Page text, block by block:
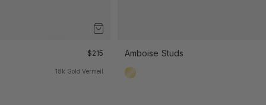
Angebot
$215
18k Gold Vermeil
Amboise Studs
18k Gold Vermeil